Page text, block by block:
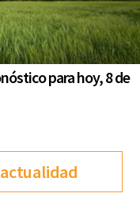
para hoy, 8 de